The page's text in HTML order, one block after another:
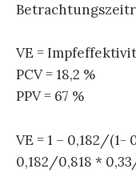
VE =
PCV = 18,2 %
PPV = 67 %
VE = 1 – 0,182/(1-
0,182/0,818 *